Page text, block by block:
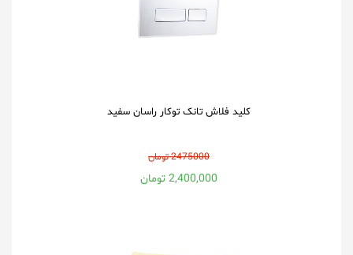
کلید فلاش تانک توکار راسان سفید
2475000 تومان
2,400,000 تومان